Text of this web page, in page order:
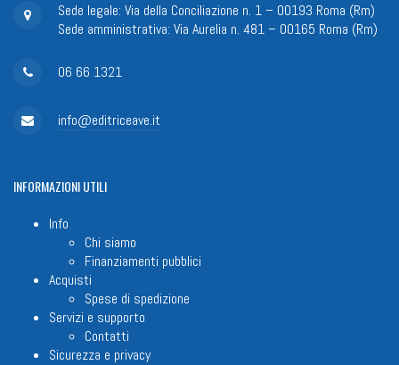
Sede legale: Via della Conciliazione n. 1 – 00193 Roma (Rm)
Sede amministrativa: Via Aurelia n. 481 – 00165 Roma (Rm)
06 66 1321
info@editriceave.it
INFORMAZIONIUTILI
Info
Chi siamo
Finanziamenti pubblici
Acquisti
Spese di spedizione
Servizi e supporto
Contatti
Sicurezza e privacy